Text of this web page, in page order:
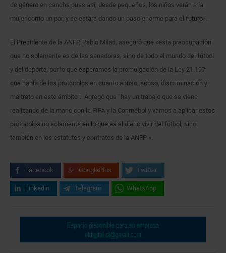
de género en cancha pues así, desde pequeños, los niños verán a la
mujer como un par, y se estará dando un paso enorme para el futuro».
El Presidente de la ANFP, Pablo Milad, aseguró que «esta preocupación
que no solamente es de las senadoras, sino de todo el mundo del fútbol
y del deporte, por lo que esperamos la promulgación de la Ley 21.197
que habla de los protocolos en cuanto abuso, acoso, discriminación y
maltrato en este ámbito”. Agregó que “hay un trabajo que se viene
realizando de la mano con la FIFA y la Conmebol y vamos a aplicar estos
protocolos no solamente en lo que es el diario vivir del fútbol, sino
también en los estatutos y contratos de la ANFP «.
Facebook GooglePlus Twitter
Linkedin Telegram WhatsApp